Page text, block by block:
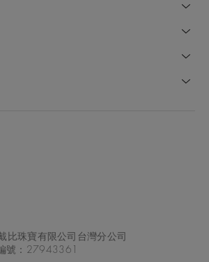
比珠寶有限公司台灣分公司
號：27943361